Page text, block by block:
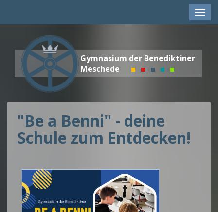
Gymnasium der Benediktiner
Meschede
"Be a Benni" - deine
Schule zum Entdecken!